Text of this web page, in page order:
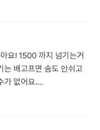
요! 1500 까지 넘기는거
는 배고프면 숨도 안쉬고
가 없어요….